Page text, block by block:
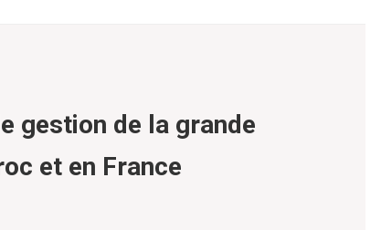
gestion de la grande
et en France